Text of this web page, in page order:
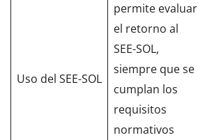
Uso del SEE-SOL
permite evaluar
el retorno al
SEE-SOL,
siempre que se
cumplan los
requisitos
normativos